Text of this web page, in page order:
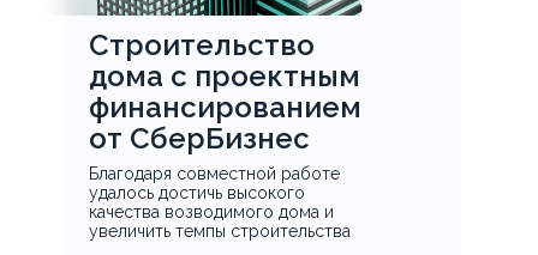
Строительство
дома с проектным
финансированием
от СберБизнес
Благодаря совместной работе
удалось достичь высокого
качества возводимого дома и
увеличить темпы строительства